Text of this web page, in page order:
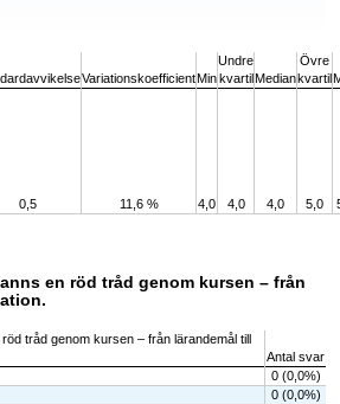
VariationskoefficientMin
Undre
kvartilMedian
Övre
kvartil
0,5 11,6 % 4,0 4,0 4,0 5,0
en röd tråd genom kursen – från
tråd genom kursen – från lärandemål till
Antal svar
0 (0,0%)
0 (0,0%)